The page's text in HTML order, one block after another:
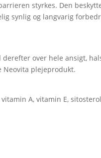
styrkes. Den
synlig og langvarig
over hele ansigt,
Neovita plejeprodukt.
A, vitamin E,